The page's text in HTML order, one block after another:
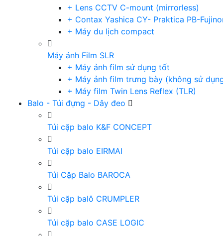
+ Lens CCTV C-mount (mirrorless)
+ Contax Yashica CY- Praktica PB-
+ Máy du lịch compact
Máy ảnh Film SLR
+ Máy ảnh film sử dụng tốt
+ Máy ảnh film trưng bày (không sử
+ Máy film Twin Lens Reflex (TLR)
Balo - Túi đựng - Dây đeo
Túi cặp balo K&F CONCEPT
Túi cặp balo EIRMAI
Túi Cặp Balo BAROCA
Túi cặp balô CRUMPLER
Túi cặp balo CASE LOGIC